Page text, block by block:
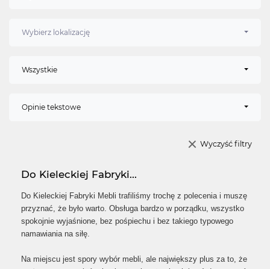
Wybierz lokalizację
Wszystkie
Opinie tekstowe
Wyczyść filtry
Do Kieleckiej Fabryki...
Do Kieleckiej Fabryki Mebli trafiliśmy trochę z polecenia i muszę
przyznać, że było warto. Obsługa bardzo w porządku, wszystko
spokojnie wyjaśnione, bez pośpiechu i bez takiego typowego
namawiania na siłę.
Na miejscu jest spory wybór mebli, ale największy plus za to, że